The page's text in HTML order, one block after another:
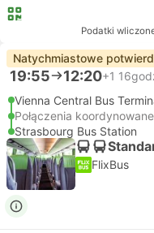
Podatki
Natychmiastowe
19:55 12:20+1
Vienna Central Bus
Połączenia
Strasbourg Bus Station
FlixBus